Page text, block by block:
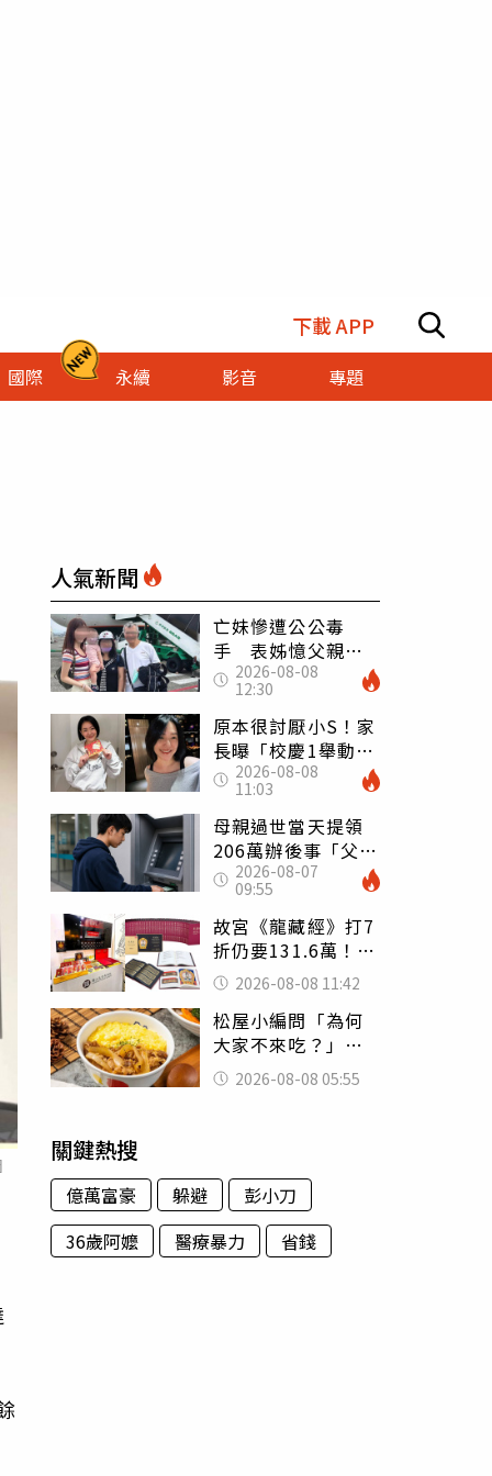
下載 APP
國際 永續 影音 專題
人氣新聞
亡妹慘遭公公毒
手 表姊憶父親節
前夕：小舅舅仍到
殯儀館陪她說話
2026-08-08
12:30
原本很討厭小S！家
長曝「校慶1舉動」
讓她徹底改觀 網
友洗版認證
2026-08-08
11:03
母親過世當天提領
206萬辦後事「父子
遭判刑」 律師：
搶錢先下手是罪
2026-08-07
09:55
故宮《龍藏經》打7
折仍要131.6萬！
店員曝：有人原價
188萬付現購買
2026-08-08 11:42
松屋小編問「為何
大家不來吃？」
一票人點出3大問
題：滿手好牌打到
2026-08-08 05:55
關鍵熱搜
億萬富豪 躲避
彭小刀
36歲阿嬤
醫療暴力 省錢